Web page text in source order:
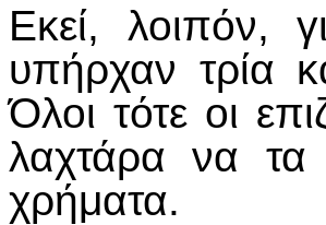
Εκεί, λοιπόν,
υπήρχαν τρία
Όλοι τότε οι
λαχτάρα να τα
χρήματα.